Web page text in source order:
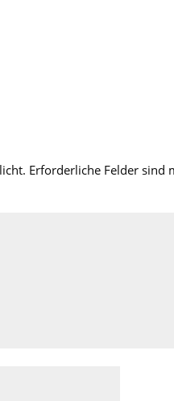
Erforderliche Felder sind